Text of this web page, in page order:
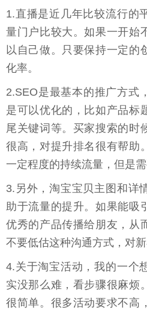
1.直播是近几年比较流行的
量门户比较大。如果一开始
以自己做。只要保持一定的
化率。
2.SEO是最基本的推广方式
是可以优化的，比如产品标
尾关键词等。买家搜索的时
很高，对提升排名很有帮助
一定程度的持续流量，但是
3.另外，淘宝宝贝主图和详
助于流量的提升。如果能吸
优秀的产品传播给朋友，从
不要低估这种沟通方式，对新
4.关于淘宝活动，我的一个
实没那么难，看步骤很麻烦
很简单。很多活动要求不高